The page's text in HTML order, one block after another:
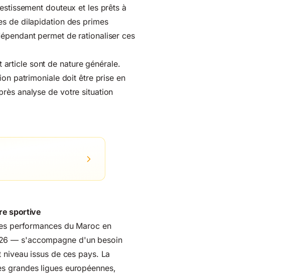
douteux et les prêts à
de dilapidation des primes
permet de rationaliser ces
sont de nature générale.
patrimoniale doit être prise en
analyse de votre situation
sportive
performances du Maroc en
— s'accompagne d'un besoin
issus de ces pays. La
grandes ligues européennes,